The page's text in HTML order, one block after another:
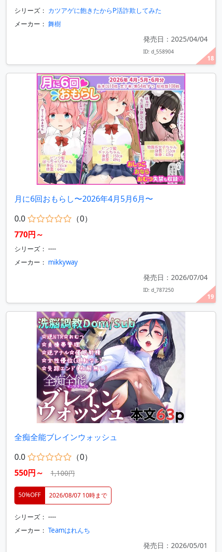
18
シリーズ： カツアゲに飽きたからP活詐欺してみた
メーカー： 舞樹
発売日：2025/04/04
ID: d_558904
19
月に6回おもらし〜2026年4月5月6月〜
0.0
（0）
770円～
シリーズ： ----
メーカー： mikkyway
発売日：2026/07/04
ID: d_787250
全痴全能ブレインウォッシュ
0.0
（0）
550円～
1,100円
50%OFF 2026/08/07 10時まで
シリーズ： ----
メーカー： Teamはれんち
発売日：2026/05/01